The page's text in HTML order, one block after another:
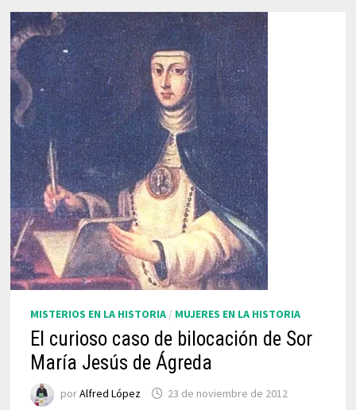
MISTERIOS EN LA HISTORIA/ MUJERES EN LA HISTORIA
El curioso caso de bilocación de Sor
María Jesús de Ágreda
porAlfred López 23 de noviembre de 2012